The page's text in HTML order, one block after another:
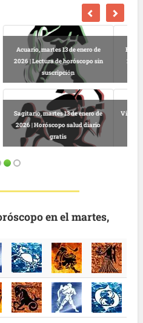
Libra, martes 13 de enero de 2026 |
Lectura horóscopo online
Leo, martes 13 de enero de 2026 |
Horóscopo completo y gratuito
en el martes,